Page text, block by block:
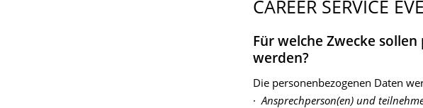
CAREER SERVICE
Für welche Zwecke
werden?
Die personenbezogenen Daten
·Ansprechperson(en) und